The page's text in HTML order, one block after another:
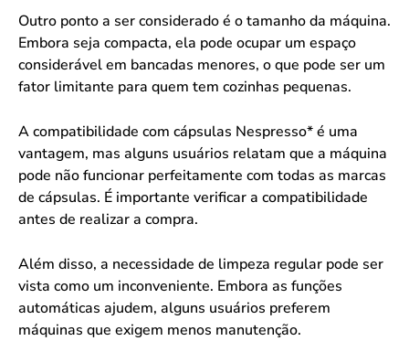
Outro ponto a ser considerado é o tamanho da máquina.
Embora seja compacta, ela pode ocupar um espaço
considerável em bancadas menores, o que pode ser um
fator limitante para quem tem cozinhas pequenas.
A compatibilidade com cápsulas Nespresso* é uma
vantagem, mas alguns usuários relatam que a máquina
pode não funcionar perfeitamente com todas as marcas
de cápsulas. É importante verificar a compatibilidade
antes de realizar a compra.
Além disso, a necessidade de limpeza regular pode ser
vista como um inconveniente. Embora as funções
automáticas ajudem, alguns usuários preferem
máquinas que exigem menos manutenção.